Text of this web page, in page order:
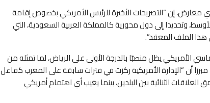
إن “التصريحات الأخيرة للرئيس الأمريكي بخصوص إقامة
وتحديدا إلى دول محورية كالمملكة العربية السعودية، التي
هذا الملف المعقد”.
الأمريكي يظل منصبّا بالدرجة الأولى على الرياض، لما تمثله من
أن “الإدارة الأمريكية ركزت في فترات سابقة على المغرب كفاعل
الثنائية بين البلدين، بينما يغيب أي اهتمام أمريكي